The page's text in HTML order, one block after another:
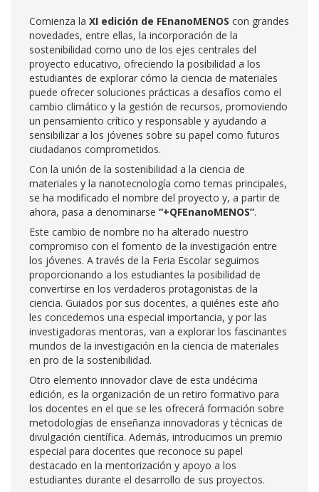
Comienza la XI edición de FEnanoMENOS con grandes
novedades, entre ellas, la incorporación de la
sostenibilidad como uno de los ejes centrales del
proyecto educativo, ofreciendo la posibilidad a los
estudiantes de explorar cómo la ciencia de materiales
puede ofrecer soluciones prácticas a desafíos como el
cambio climático y la gestión de recursos, promoviendo
un pensamiento crítico y responsable y ayudando a
sensibilizar a los jóvenes sobre su papel como futuros
ciudadanos comprometidos.
Con la unión de la sostenibilidad a la ciencia de
materiales y la nanotecnología como temas principales,
se ha modificado el nombre del proyecto y, a partir de
ahora, pasa a denominarse “+QFEnanoMENOS”.
Este cambio de nombre no ha alterado nuestro
compromiso con el fomento de la investigación entre
los jóvenes. A través de la Feria Escolar seguimos
proporcionando a los estudiantes la posibilidad de
convertirse en los verdaderos protagonistas de la
ciencia. Guiados por sus docentes, a quiénes este año
les concedemos una especial importancia, y por las
investigadoras mentoras, van a explorar los fascinantes
mundos de la investigación en la ciencia de materiales
en pro de la sostenibilidad.
Otro elemento innovador clave de esta undécima
edición, es la organización de un retiro formativo para
los docentes en el que se les ofrecerá formación sobre
metodologías de enseñanza innovadoras y técnicas de
divulgación científica. Además, introducimos un premio
especial para docentes que reconoce su papel
destacado en la mentorización y apoyo a los
estudiantes durante el desarrollo de sus proyectos.